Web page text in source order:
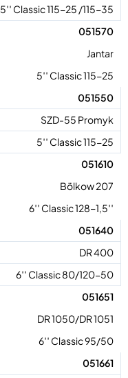
5′′ Classic 115-25 /115-35
051570
Jantar
5′′ Classic 115-25
051550
SZD-55 Promyk
5′′ Classic 115-25
051610
Bölkow 207
6′′ Classic 128-1,5′′
051640
DR 400
6′′ Classic 80/120-50
051651
DR 1050/DR 1051
6′′ Classic 95/50
051661